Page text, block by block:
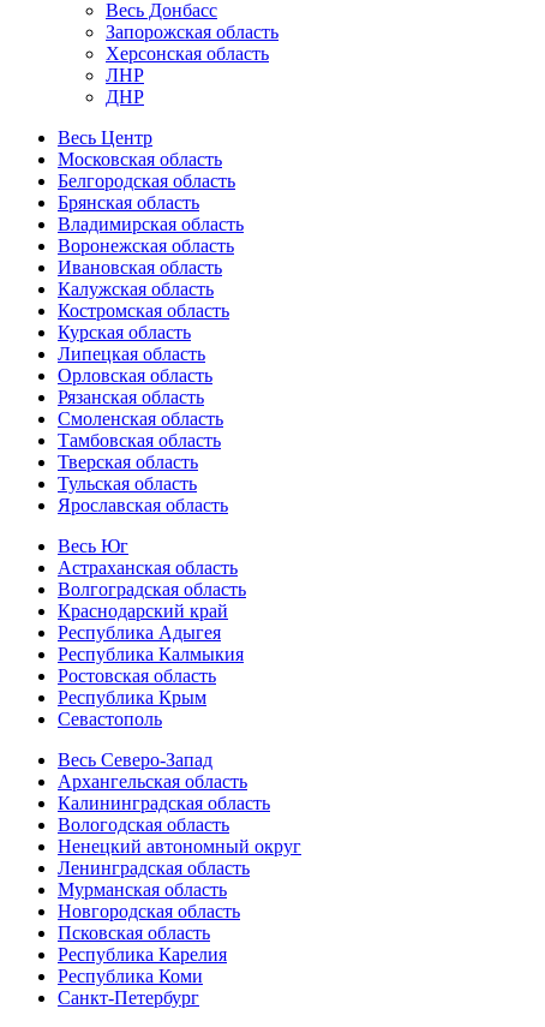
Весь Донбасс
Запорожская область
Херсонская область
ЛНР
ДНР
Весь Центр
Московская область
Белгородская область
Брянская область
Владимирская область
Воронежская область
Ивановская область
Калужская область
Костромская область
Курская область
Липецкая область
Орловская область
Рязанская область
Смоленская область
Тамбовская область
Тверская область
Тульская область
Ярославская область
Весь Юг
Астраханская область
Волгоградская область
Краснодарский край
Республика Адыгея
Республика Калмыкия
Ростовская область
Республика Крым
Севастополь
Весь Северо-Запад
Архангельская область
Калининградская область
Вологодская область
Ненецкий автономный округ
Ленинградская область
Мурманская область
Новгородская область
Псковская область
Республика Карелия
Республика Коми
Санкт-Петербург